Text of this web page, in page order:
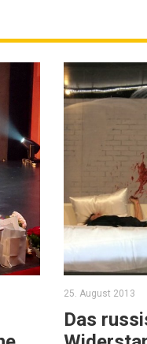
25. August 2013
Das